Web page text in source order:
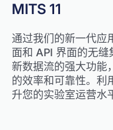
MITS 11
通过我们的新一代应
面和 API 界面的无缝
新数据流的强大功能
的效率和可靠性。利
升您的实验室运营水